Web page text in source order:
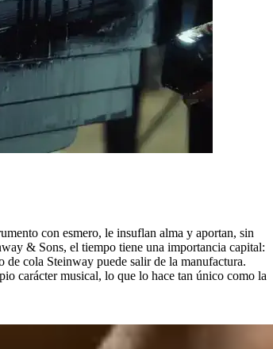
con esmero, le insuflan alma y aportan, sin
⁠&⁠ Sons, el tiempo tiene una importancia capital:
de cola Steinway puede salir de la manufactura.
carácter musical, lo que lo hace tan único como la